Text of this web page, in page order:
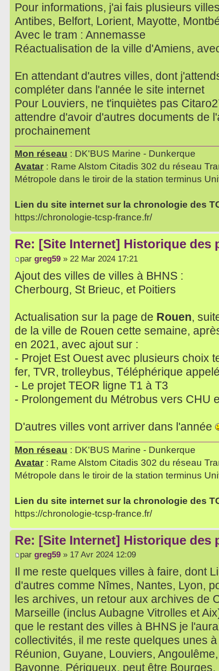
Pour informations, j'ai fais plusieurs
Antibes, Belfort, Lorient, Mayotte,
Avec le tram : Annemasse
Réactualisation de la ville d'Amiens,
En attendant d'autres villes, dont
compléter dans l'année le site internet
Pour Louviers, ne t'inquiètes pas
attendre d'avoir d'autres documents de
prochainement
Mon réseau : DK'BUS Marine - Dunkerque
Avatar : Rame Alstom Citadis 302 du réseau
Métropole dans le tiroir de la station terminus
Lien du site internet sur la chronologie des
https://chronologie-tcsp-france.fr/
Re: [Site Internet] Historique des
par greg59 » 22 Mar 2024 17:21
Ajout des villes de villes à BHNS :
Cherbourg, St Brieuc, et Poitiers
Actualisation sur la page de Rouen,
de la ville de Rouen cette semaine,
en 2021, avec ajout sur :
- Projet Est Ouest avec plusieurs choix
fer, TVR, trolleybus, Téléphérique
- Le projet TEOR ligne T1 à T3
- Prolongement du Métrobus vers CHU
D'autres villes vont arriver dans l'année
Mon réseau : DK'BUS Marine - Dunkerque
Avatar : Rame Alstom Citadis 302 du réseau
Métropole dans le tiroir de la station terminus
Lien du site internet sur la chronologie des
https://chronologie-tcsp-france.fr/
Re: [Site Internet] Historique des
par greg59 » 17 Avr 2024 12:09
Il me reste quelques villes à faire, dont
d'autres comme Nîmes, Nantes, Lyon,
les archives, un retour aux archives de
Marseille (inclus Aubagne Vitrolles et
que le restant des villes à BHNS je
collectivités, il me reste quelques unes
Réunion, Guyane, Louviers,
Bayonne, Périgueux, peut être